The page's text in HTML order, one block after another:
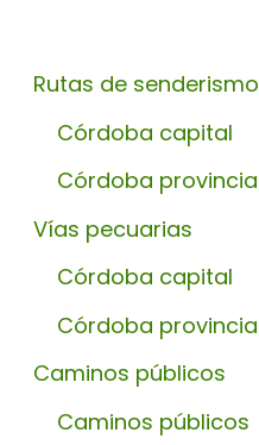
Rutas de senderismo
Córdoba capital
Córdoba provincia
Vías pecuarias
Córdoba capital
Córdoba provincia
Caminos públicos
Caminos públicos